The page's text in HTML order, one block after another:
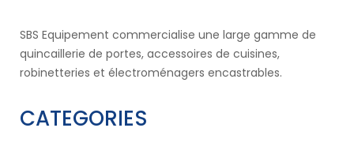
SBS Equipement commercialise une large gamme de
quincaillerie de portes, accessoires de cuisines,
robinetteries et électroménagers encastrables.
CATEGORIES